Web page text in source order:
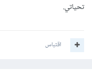
تحياتي.
اقتباس